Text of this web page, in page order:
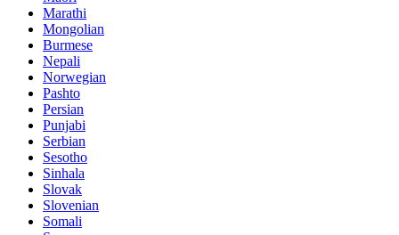
Marathi
Mongolian
Burmese
Nepali
Norwegian
Pashto
Persian
Punjabi
Serbian
Sesotho
Sinhala
Slovak
Slovenian
Somali